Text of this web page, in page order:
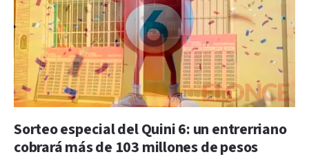
Sorteo especial del Quini 6: un entrerriano
cobrará más de 103 millones de pesos